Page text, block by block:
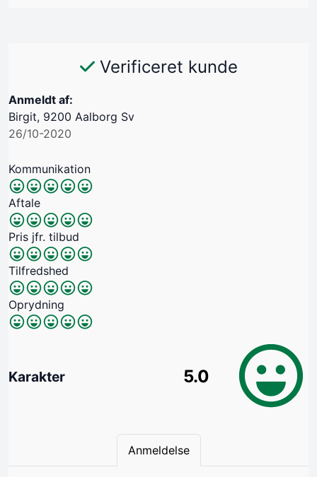
Verificeret kunde
Anmeldt af:
Birgit, 9200 Aalborg Sv
26/10-2020
Kommunikation
Aftale
Pris jfr. tilbud
Tilfredshed
Oprydning
Karakter 5.0
Anmeldelse